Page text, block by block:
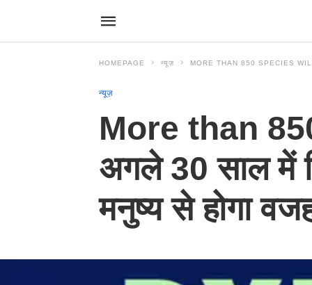
HOMEPAGE न्यूज़ MORE THAN 850 SPECIES
न्यूज़
More than
अगले 30 साल में
मनुष्य से होगा